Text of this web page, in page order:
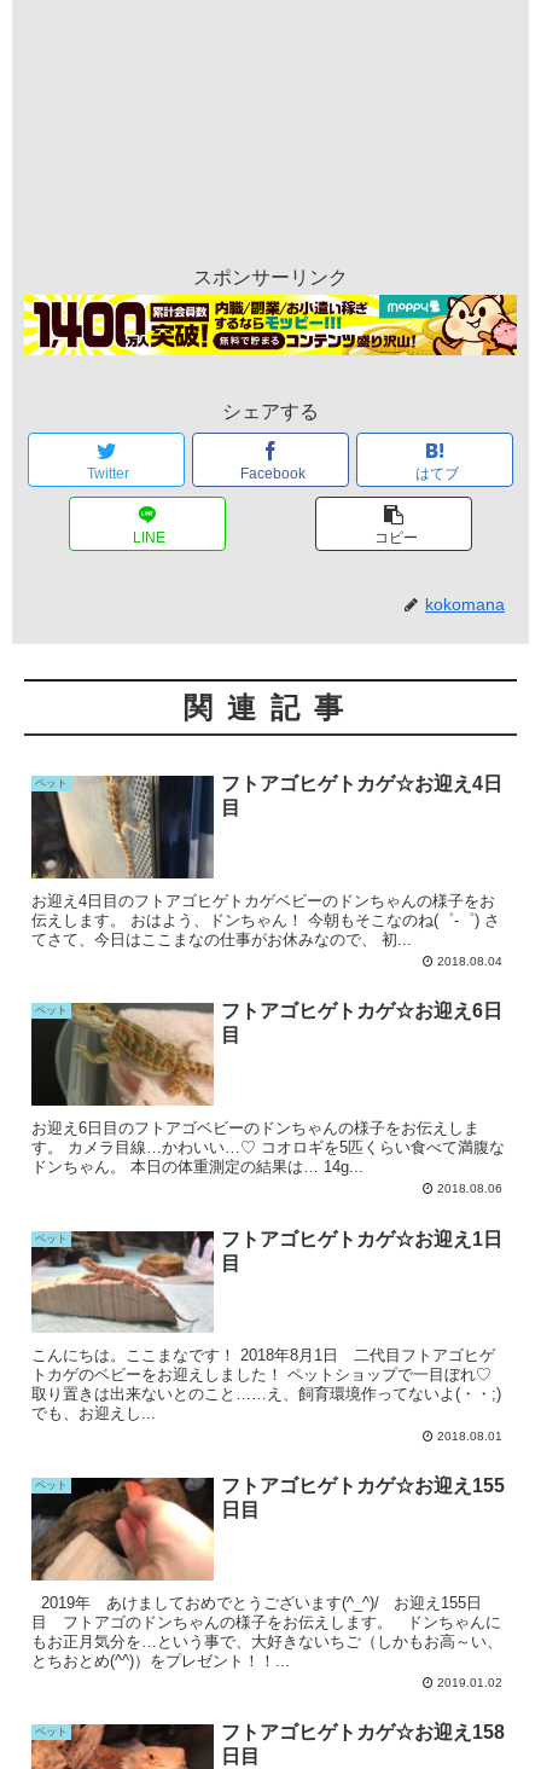
スポンサーリンク
シェアする
Twitter Facebook はてブ
LINE コピー
kokomana
関連記事
ペット
フトアゴヒゲトカゲ☆お迎え4日
目
お迎え4日目のフトアゴヒゲトカゲベビーのドンちゃんの様子をお
伝えします。 おはよう、ドンちゃん！ 今朝もそこなのね(゜-゜) さ
てさて、今日はここまなの仕事がお休みなので、 初...
2018.08.04
ペット
フトアゴヒゲトカゲ☆お迎え6日
目
お迎え6日目のフトアゴベビーのドンちゃんの様子をお伝えしま
す。 カメラ目線…かわいい…♡ コオロギを5匹くらい食べて満腹な
ドンちゃん。 本日の体重測定の結果は… 14g...
2018.08.06
ペット
フトアゴヒゲトカゲ☆お迎え1日
目
こんにちは。ここまなです！ 2018年8月1日 二代目フトアゴヒゲ
トカゲのベビーをお迎えしました！ ペットショップで一目ぼれ♡
取り置きは出来ないとのこと……え、飼育環境作ってないよ(・・;)
でも、お迎えし...
2018.08.01
ペット
フトアゴヒゲトカゲ☆お迎え155
日目
2019年 あけましておめでとうございます(^_^)/ お迎え155日
目 フトアゴのドンちゃんの様子をお伝えします。 ドンちゃんに
もお正月気分を…という事で、大好きないちご（しかもお高～い、
とちおとめ(^^)）をプレゼント！！...
2019.01.02
ペット
フトアゴヒゲトカゲ☆お迎え158
日目